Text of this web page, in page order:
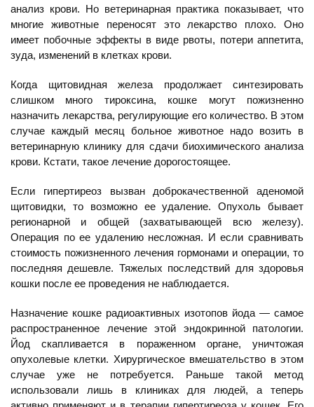
анализ крови. Но ветеринарная практика показывает, что
многие животные переносят это лекарство плохо. Оно
имеет побочные эффекты в виде рвоты, потери аппетита,
зуда, изменений в клетках крови.
Когда щитовидная железа продолжает синтезировать
слишком много тироксина, кошке могут пожизненно
назначить лекарства, регулирующие его количество. В этом
случае каждый месяц больное животное надо возить в
ветеринарную клинику для сдачи биохимического анализа
крови. Кстати, такое лечение дорогостоящее.
Если гипертиреоз вызван доброкачественной аденомой
щитовидки, то возможно ее удаление. Опухоль бывает
регионарной и общей (захватывающей всю железу).
Операция по ее удалению несложная. И если сравнивать
стоимость пожизненного лечения гормонами и операции, то
последняя дешевле. Тяжелых последствий для здоровья
кошки после ее проведения не наблюдается.
Назначение кошке радиоактивных изотопов йода — самое
распространенное лечение этой эндокринной патологии.
Йод скапливается в пораженном органе, уничтожая
опухолевые клетки. Хирургическое вмешательство в этом
случае уже не потребуется. Раньше такой метод
использовали лишь в клиниках для людей, а теперь